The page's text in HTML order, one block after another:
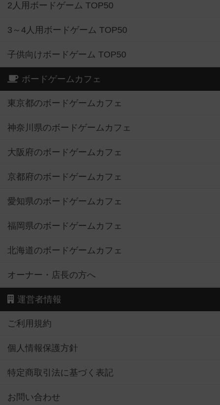
2人用ボードゲーム TOP50
3～4人用ボードゲーム TOP50
子供向けボードゲーム TOP50
ボードゲームカフェ
東京都のボードゲームカフェ
神奈川県のボードゲームカフェ
大阪府のボードゲームカフェ
京都府のボードゲームカフェ
愛知県のボードゲームカフェ
福岡県のボードゲームカフェ
北海道のボードゲームカフェ
オーナー・店長の方へ
運営者情報
ご利用規約
個人情報保護方針
特定商取引法に基づく表記
お問い合わせ